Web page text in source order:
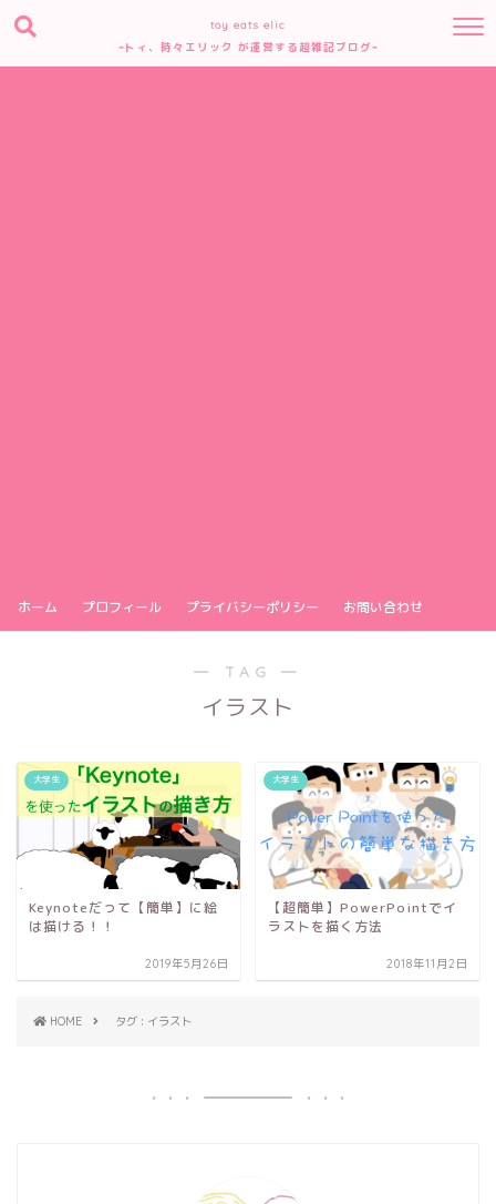
toy eats elic
~トィ、時々エリック が運営する超雑記ブログ~
ホーム プロフィール プライバシーポリシー お問い合わせ
― TAG ―
イラスト
大学生
Keynoteだって【簡単】に絵
は描ける！！
2019年5月26日
大学生
【超簡単】PowerPointでイ
ラストを描く方法
2018年11月2日
HOME タグ : イラスト